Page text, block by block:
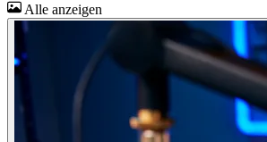
Alle anzeigen